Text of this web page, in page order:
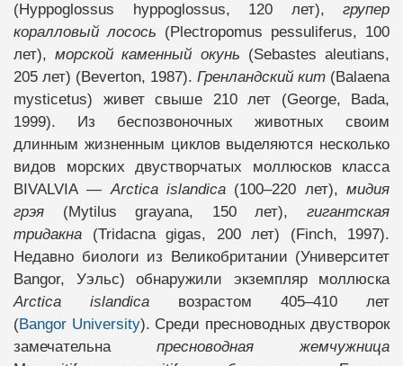
(Hyppoglossus hyppoglossus, 120 лет), групер
коралловый лосось (Plectropomus pessuliferus, 100
лет),морской каменный окунь (Sebastes aleutians,
205 лет) (Beverton, 1987). Гренландский кит (Balaena
mysticetus) живет свыше 210 лет (George, Bada,
1999). Из беспозвоночных животных своим
длинным жизненным циклов выделяются несколько
видов морских двустворчатых моллюсков класса
BIVALVIA —Arctica islandica (100–220 лет),мидия
грэя (Mytilus grayana, 150 лет), гигантская
тридакна (Tridacna gigas, 200 лет) (Finch, 1997).
Недавно биологи из Великобритании (Университет
Bangor, Уэльс) обнаружили экземпляр моллюска
Arctica islandica возрастом 405–410 лет
(Bangor University). Среди пресноводных двустворок
замечательна пресноводная жемчужница